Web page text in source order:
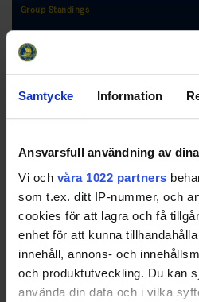
Samtycke Information
Ansvarsfull användning av
Vi och våra 1022 partners
som t.ex. ditt IP-nummer, och
cookies för att lagra och få
enhet för att kunna
innehåll, annons- och
och produktutveckling. Du kan
använda din data och i vilka
Group Standings
RK
1
Lindlövens IF 7 6 1
3
IFK Arboga 7 0
4 Sunne IK 7 3
5
Viking HC 7 2 2
Forshaga IF
Kumla Hockey 7